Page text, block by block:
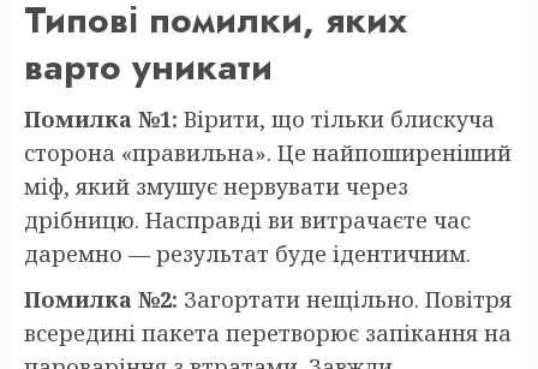
Типові помилки, яких
варто уникати
Помилка №1: Вірити, що тільки блискуча
сторона «правильна». Це найпоширеніший
міф, який змушує нервувати через
дрібницю. Насправді ви витрачаєте час
даремно — результат буде ідентичним.
Помилка №2: Загортати нещільно. Повітря
всередині пакета перетворює запікання на